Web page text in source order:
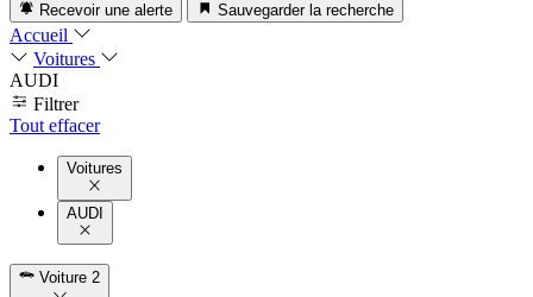
Recevoir une alerte Sauvegarder la recherche
Accueil
Voitures
AUDI
Filtrer
Tout effacer
Voitures
AUDI
Voiture 2